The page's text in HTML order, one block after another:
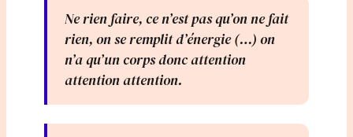
Ne rien faire, ce n’est pas qu’on ne fait
rien, on se remplit d’énergie (…) on
n’a qu’un corps donc attention
attention attention.